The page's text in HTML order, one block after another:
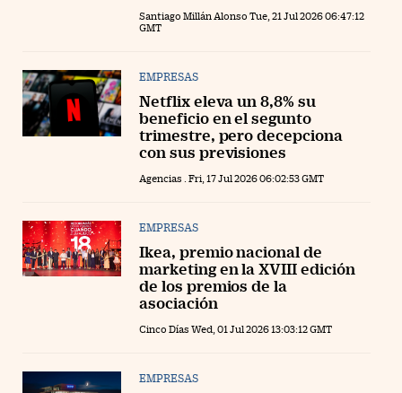
Santiago Millán Alonso Tue, 21 Jul 2026 06:47:12
GMT
EMPRESAS
Netflix eleva un 8,8% su
beneficio en el segunto
trimestre, pero decepciona
con sus previsiones
Agencias . Fri, 17 Jul 2026 06:02:53 GMT
EMPRESAS
Ikea, premio nacional de
marketing en la XVIII edición
de los premios de la
asociación
Cinco Días Wed, 01 Jul 2026 13:03:12 GMT
EMPRESAS